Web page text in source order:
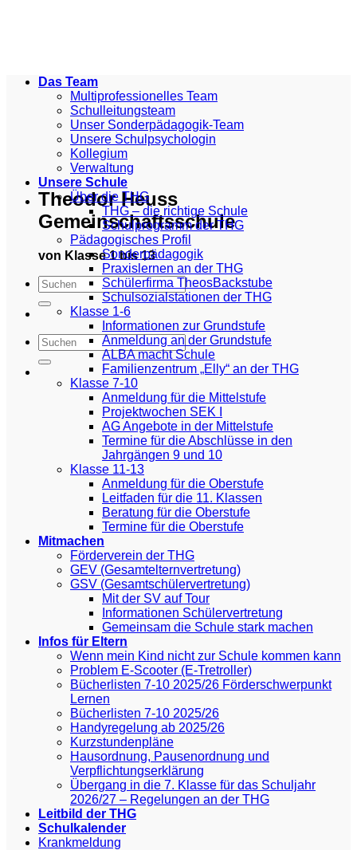
Theodor Heuss
Gemeinschaftsschule
von Klasse 1 bis 13
Das Team
Multiprofessionelles Team
Schulleitungsteam
Unser Sonderpädagogik-Team
Unsere Schulpsychologin
Kollegium
Verwaltung
Unsere Schule
Über die THG
THG – die richtige Schule
Schulprogramm der THG
Pädagogisches Profil
Sonderpädagogik
Praxislernen an der THG
Schülerfirma TheosBackstube
Schulsozialstationen der THG
Klasse 1-6
Informationen zur Grundstufe
Anmeldung an der Grundstufe
ALBA macht Schule
Familienzentrum „Elly“ an der THG
Klasse 7-10
Anmeldung für die Mittelstufe
Projektwochen SEK I
AG Angebote in der Mittelstufe
Termine für die Abschlüsse in den
Jahrgängen 9 und 10
Klasse 11-13
Anmeldung für die Oberstufe
Leitfaden für die 11. Klassen
Beratung für die Oberstufe
Termine für die Oberstufe
Mitmachen
Förderverein der THG
GEV (Gesamtelternvertretung)
GSV (Gesamtschülervertretung)
Mit der SV auf Tour
Informationen Schülervertretung
Gemeinsam die Schule stark machen
Infos für Eltern
Wenn mein Kind nicht zur Schule kommen kann
Problem E-Scooter (E-Tretroller)
Bücherlisten 7-10 2025/26 Förderschwerpunkt
Lernen
Bücherlisten 7-10 2025/26
Handyregelung ab 2025/26
Kurzstundenpläne
Hausordnung, Pausenordnung und
Verpflichtungserklärung
Übergang in die 7. Klasse für das Schuljahr
2026/27 – Regelungen an der THG
Leitbild der THG
Schulkalender
Krankmeldung